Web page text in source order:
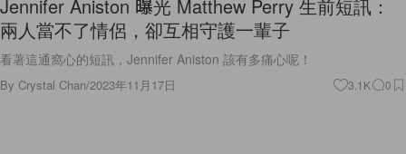
Jennifer Aniston 曝光 Matthew Perry 生前短訊：
兩人當不了情侶，卻互相守護一輩子
看著這通窩心的短訊，Jennifer Aniston 該有多痛心呢！
By Crystal Chan/2023年11月17日 3.1K 0